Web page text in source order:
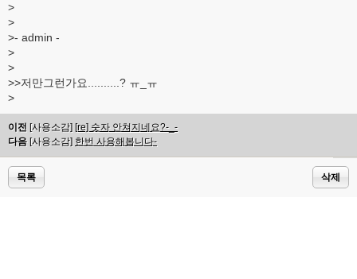
>
>
>- admin -
>
>
>>저만그런가요..........? ㅠ_ㅠ
>
이전 [사용소감] [re] 숫자 안쳐지네요?-_-
다음 [사용소감] 한번 사용해봅니다-
목록 삭제